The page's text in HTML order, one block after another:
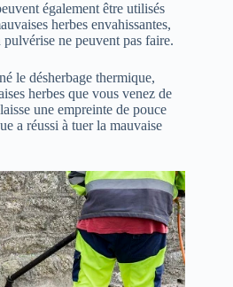
également être utilisés
herbes envahissantes,
ne peuvent pas faire.
le désherbage thermique,
herbes que vous venez de
une empreinte de pouce
a réussi à tuer la mauvaise